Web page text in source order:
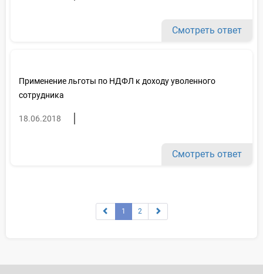
Смотреть ответ
Применение льготы по НДФЛ к доходу уволенного
сотрудника
18.06.2018
Смотреть ответ
1 2